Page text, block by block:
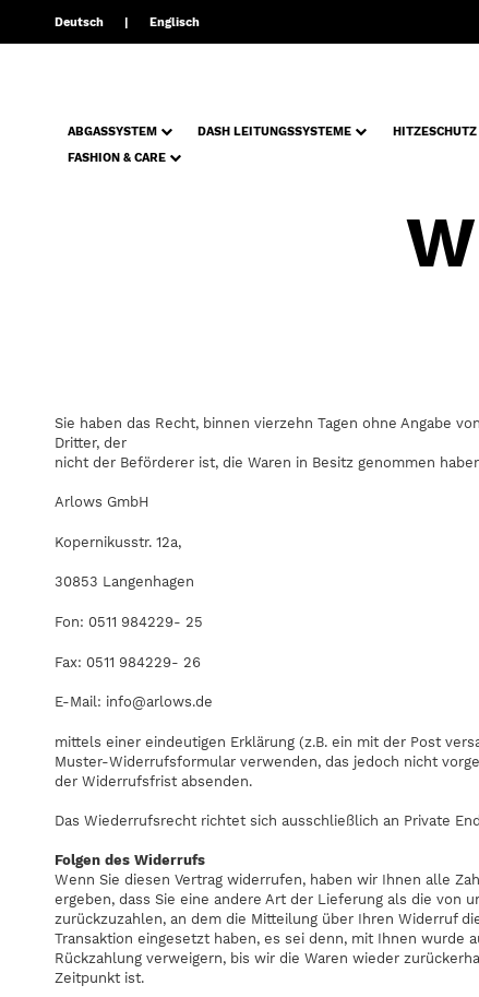
Deutsch Englisch
ABGASSYSTEM DASH LEITUNGSSYSTEME HITZESCHUTZ
FASHION & CARE
Sie haben das Recht, binnen vierzehn Tagen ohne Angabe
Dritter, der
nicht der Beförderer ist, die Waren in Besitz genommen
Arlows GmbH
Kopernikusstr. 12a,
30853 Langenhagen
Fon: 0511 984229- 25
Fax: 0511 984229- 26
E-Mail: info@arlows.de
mittels einer eindeutigen Erklärung (z.B. ein mit der Post
Muster-Widerrufsformular verwenden, das jedoch nicht
der Widerrufsfrist absenden.
Das Wiederrufsrecht richtet sich ausschließlich an Private
Folgen des Widerrufs
Wenn Sie diesen Vertrag widerrufen, haben wir Ihnen alle
ergeben, dass Sie eine andere Art der Lieferung als die von
zurückzuzahlen, an dem die Mitteilung über Ihren Widerruf
Transaktion eingesetzt haben, es sei denn, mit Ihnen wurde
Rückzahlung verweigern, bis wir die Waren wieder
Zeitpunkt ist.